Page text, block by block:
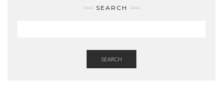
SEARCH
SEARCH